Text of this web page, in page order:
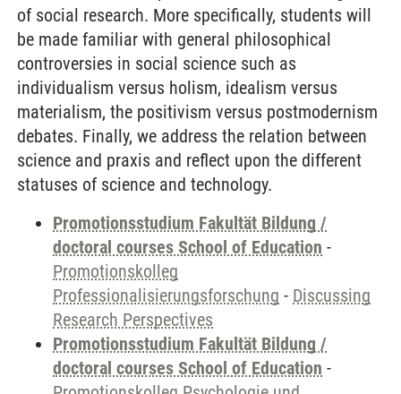
of social research. More specifically, students will
be made familiar with general philosophical
controversies in social science such as
individualism versus holism, idealism versus
materialism, the positivism versus postmodernism
debates. Finally, we address the relation between
science and praxis and reflect upon the different
statuses of science and technology.
Promotionsstudium Fakultät Bildung /
doctoral courses School of Education -
Promotionskolleg
Professionalisierungsforschung - Discussing
Research Perspectives
Promotionsstudium Fakultät Bildung /
doctoral courses School of Education -